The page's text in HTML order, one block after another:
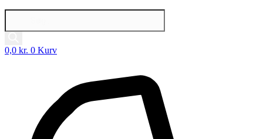
Products
0,0 kr. 0 Kurv